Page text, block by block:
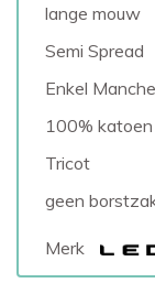
lange mouw
Semi Spread
Enkel
100% katoen
Tricot
geen
Merk